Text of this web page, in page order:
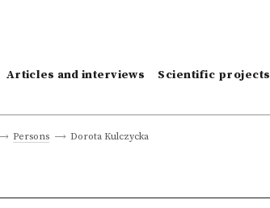
Articles and interviews Scientific projects
Persons Dorota Kulczycka